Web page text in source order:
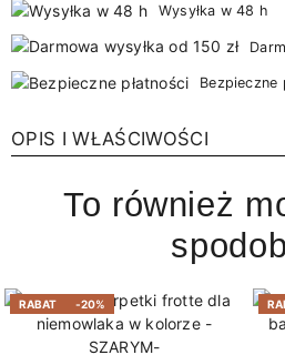
Wysyłka w 48 h
Bezpieczne
OPIS I WŁAŚCIWOŚCI
To również
RABAT -20%